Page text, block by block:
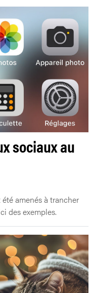
sociaux au
amenés à trancher
des exemples.